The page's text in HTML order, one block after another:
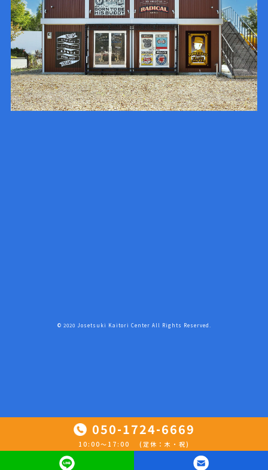
050-1724-6669
10:00〜17:00 (定休：木・祝)
© 2020 Josetsuki Kaitori Center All Rights Reserved.